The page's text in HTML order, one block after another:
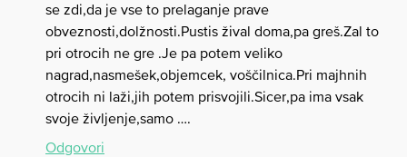
se zdi,da je vse to prelaganje prave
obveznosti,dolžnosti.Pustis žival doma,pa greš.Zal to
pri otrocih ne gre .Je pa potem veliko
nagrad,nasmešek,objemcek, voščilnica.Pri majhnih
otrocih ni laži,jih potem prisvojili.Sicer,pa ima vsak
svoje življenje,samo ….
Odgovori